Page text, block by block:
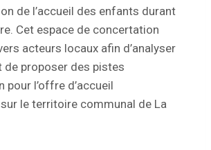
de l’accueil des enfants durant
Cet espace de concertation
acteurs locaux afin d’analyser
de proposer des pistes
pour l’offre d’accueil
le territoire communal de La